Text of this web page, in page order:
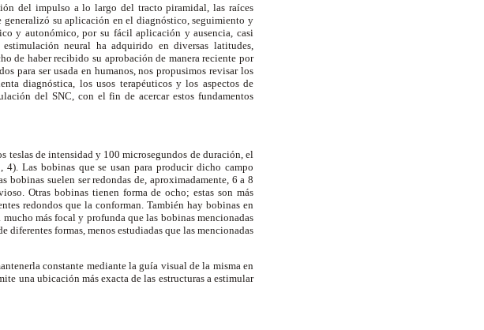
del impulso a lo largo del tracto piramidal, las raíces
su aplicación en el diagnóstico, seguimiento y
y autonómico, por su fácil aplicación y ausencia, casi
neural ha adquirido en diversas latitudes,
de haber recibido su aprobación de manera reciente por
para ser usada en humanos, nos propusimos revisar los
diagnóstica, los usos terapéuticos y los aspectos de
del SNC, con el fin de acercar estos fundamentos
teslas de intensidad y 100 microsegundos de duración, el
Las bobinas que se usan para producir dicho campo
suelen ser redondas de, aproximadamente, 6 a 8
Otras bobinas tienen forma de ocho; estas son más
redondos que la conforman. También hay bobinas en
más focal y profunda que las bobinas mencionadas
formas, menos estudiadas que las mencionadas
constante mediante la guía visual de la misma en
una ubicación más exacta de las estructuras a estimular